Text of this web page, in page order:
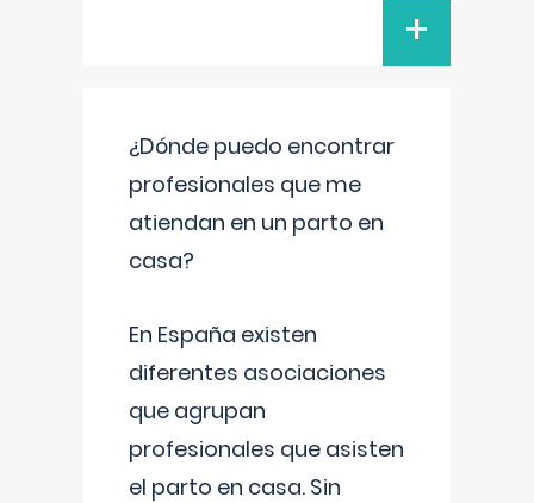
+
¿Dónde puedo encontrar
profesionales que me
atiendan en un parto en
casa?
En España existen
diferentes asociaciones
que agrupan
profesionales que asisten
el parto en casa. Sin